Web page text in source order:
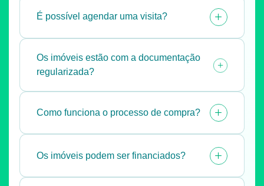
É possível agendar uma visita? +
Os imóveis estão com a documentação
regularizada?
+
Como funciona o processo de compra? +
Os imóveis podem ser financiados? +